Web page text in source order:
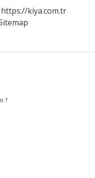
https://kiya.com.tr
?